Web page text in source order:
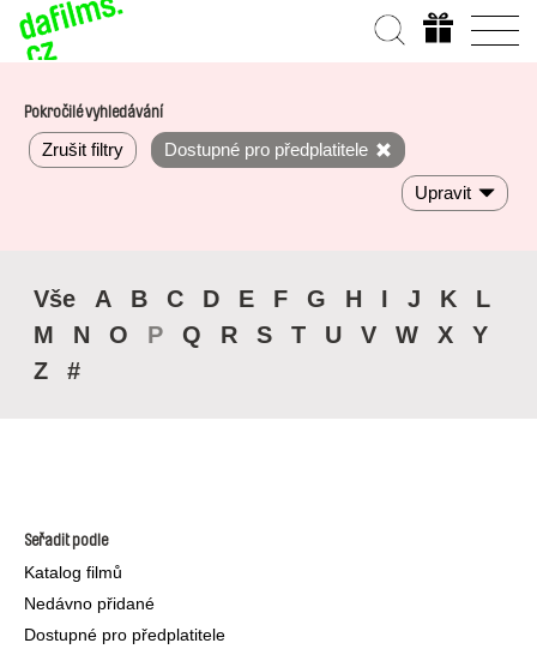
Pokročilé vyhledávání
Zrušit filtry Dostupné pro předplatitele
Upravit
Vše A B C D E F G H I J K
L
M
N O P Q R S T U V W X
Y
Z
#
Seřadit podle
Katalog filmů
Nedávno přidané
Dostupné pro předplatitele